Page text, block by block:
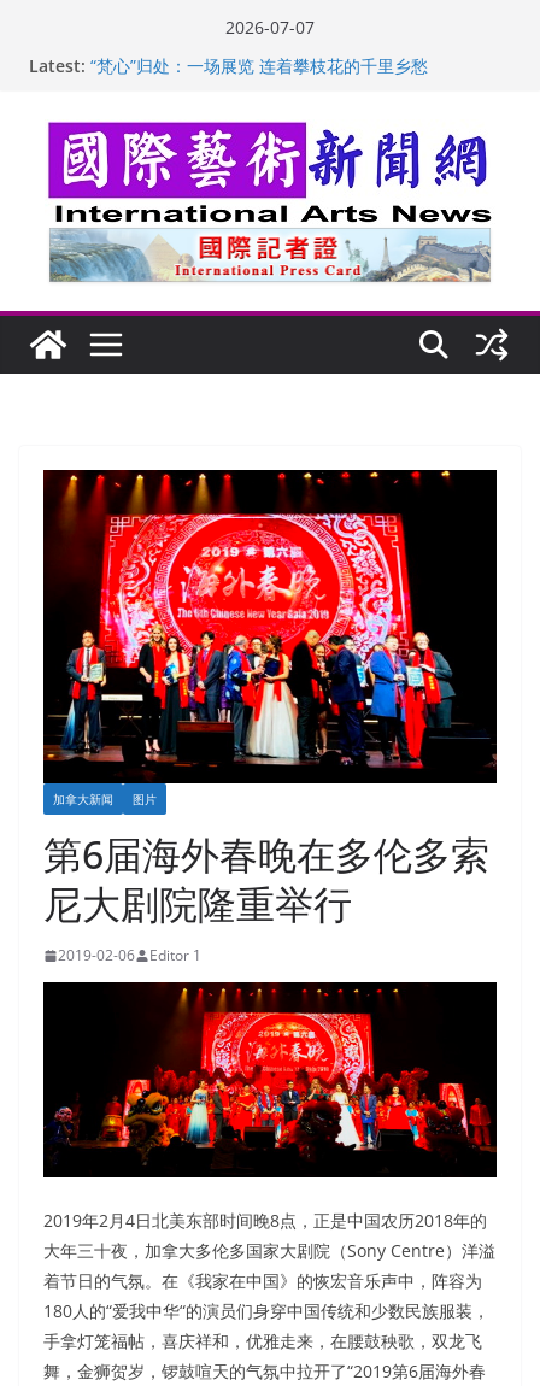
2026-07-07
Latest: “梵心”归处：一场展览 连着攀枝花的千里乡愁
美国人
玛丽安娜·卡拉切娃的绘画：幽默和难以言喻的快乐
苏方 ：“字”得其乐
加拿大新闻 图片
第6届海外春晚在多伦多索
尼大剧院隆重举行
2019-02-06 Editor 1
2019年2月4日北美东部时间晚8点，正是中国农历2018年的
大年三十夜，加拿大多伦多国家大剧院（Sony Centre）洋溢
着节日的气氛。在《我家在中国》的恢宏音乐声中，阵容为
180人的“爱我中华“的演员们身穿中国传统和少数民族服装，
手拿灯笼福帖，喜庆祥和，优雅走来，在腰鼓秧歌，双龙飞
舞，金狮贺岁，锣鼓喧天的气氛中拉开了“2019第6届海外春